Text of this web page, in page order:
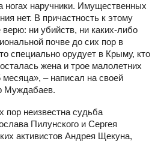
ногах наручники. Имущественных
нет. В причастность к этому
ни убийств, ни каких-либо
почве до сих пор в
специально орудует в Крыму, кто
жена и трое малолетних
– написал на своей
Муждабаев.
пор неизвестна судьба
Пилунского и Сергея
активистов Андрея Щекуна,